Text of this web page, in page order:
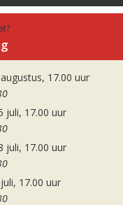
17.00 uur
juli, 17.00 uur
juli, 17.00 uur
17.00 uur